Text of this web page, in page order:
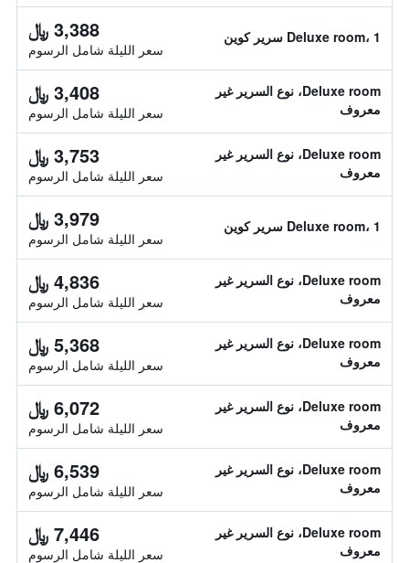
Deluxe room، 1 سرير كوين 3,388 ﷼
سعر الليلة شامل الرسوم
Deluxe room، نوع السرير غير
معروف
3,408 ﷼
سعر الليلة شامل الرسوم
Deluxe room، نوع السرير غير
معروف
3,753 ﷼
سعر الليلة شامل الرسوم
Deluxe room، 1 سرير كوين 3,979 ﷼
سعر الليلة شامل الرسوم
Deluxe room، نوع السرير غير
معروف
4,836 ﷼
سعر الليلة شامل الرسوم
Deluxe room، نوع السرير غير
معروف
5,368 ﷼
سعر الليلة شامل الرسوم
Deluxe room، نوع السرير غير
معروف
6,072 ﷼
سعر الليلة شامل الرسوم
Deluxe room، نوع السرير غير
معروف
6,539 ﷼
سعر الليلة شامل الرسوم
Deluxe room، نوع السرير غير
معروف
7,446 ﷼
سعر الليلة شامل الرسوم